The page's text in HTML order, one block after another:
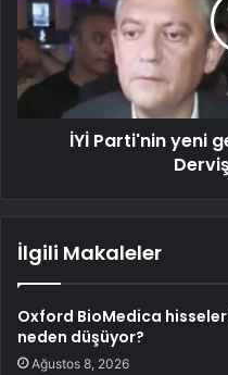
İYİ Parti'nin yeni
İlgili Makaleler
Oxford BioMedica
neden düşüyor?
Ağustos 8, 2026